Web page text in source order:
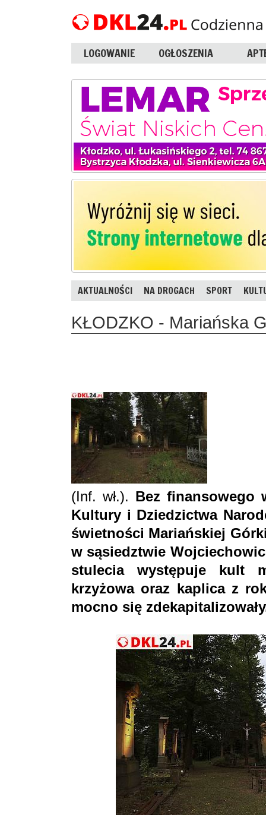
LOGOWANIE OGŁOSZENIA
AKTUALNOŚCI NA DROGACH SPORT
KŁODZKO - Mariańska
(Inf. wł.). Bez finansowego
Kultury i Dziedzictwa
świetności Mariańskiej
w sąsiedztwie
stulecia występuje kult
krzyżowa oraz kaplica z
mocno się